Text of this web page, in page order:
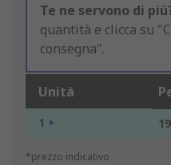
Te ne servono di
quantità e clicca su
consegna".
Unità
1 +
*prezzo indicativo